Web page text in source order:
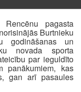
pagasta
Burtnieku
godināšanas un
novada sporta
par ieguldīto
panākumiem, kas
gan arī pasaules